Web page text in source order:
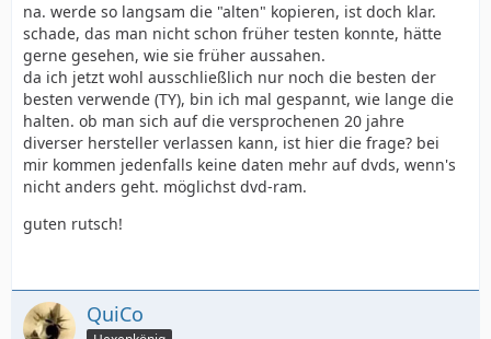
na. werde so langsam die "alten" kopieren, ist doch klar.
schade, das man nicht schon früher testen konnte, hätte
gerne gesehen, wie sie früher aussahen.
da ich jetzt wohl ausschließlich nur noch die besten der
besten verwende (TY), bin ich mal gespannt, wie lange die
halten. ob man sich auf die versprochenen 20 jahre
diverser hersteller verlassen kann, ist hier die frage? bei
mir kommen jedenfalls keine daten mehr auf dvds, wenn's
nicht anders geht. möglichst dvd-ram.
guten rutsch!
QuiCo